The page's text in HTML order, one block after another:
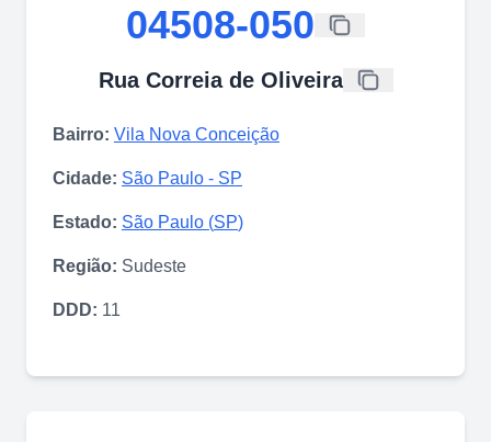
04508-050
Rua Correia de Oliveira
Bairro: Vila Nova Conceição
Cidade: São Paulo - SP
Estado: São Paulo (SP)
Região: Sudeste
DDD: 11